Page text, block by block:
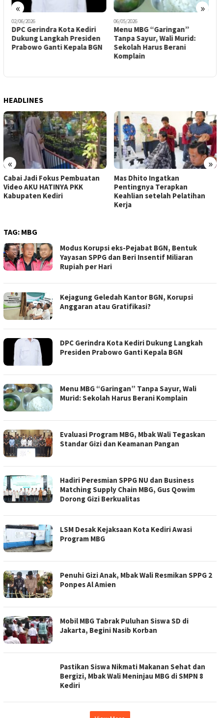
« »
02/06/2026
DPC Gerindra Kota Kediri
Dukung Langkah Presiden
Prabowo Ganti Kepala BGN
06/05/2026
Menu MBG “Garingan”
Tanpa Sayur, Wali Murid:
Sekolah Harus Berani
Komplain
HEADLINES
« »
Cabai Jadi Fokus Pembuatan
Video AKU HATINYA PKK
Kabupaten Kediri
Mas Dhito Ingatkan
Pentingnya Terapkan
Keahlian setelah Pelatihan
Kerja
TAG: MBG
Modus Korupsi eks-Pejabat BGN, Bentuk
Yayasan SPPG dan Beri Insentif Miliaran
Rupiah per Hari
Kejagung Geledah Kantor BGN, Korupsi
Anggaran atau Gratifikasi?
DPC Gerindra Kota Kediri Dukung Langkah
Presiden Prabowo Ganti Kepala BGN
Menu MBG “Garingan” Tanpa Sayur, Wali
Murid: Sekolah Harus Berani Komplain
Evaluasi Program MBG, Mbak Wali Tegaskan
Standar Gizi dan Keamanan Pangan
Hadiri Peresmian SPPG NU dan Business
Matching Supply Chain MBG, Gus Qowim
Dorong Gizi Berkualitas
LSM Desak Kejaksaan Kota Kediri Awasi
Program MBG
Penuhi Gizi Anak, Mbak Wali Resmikan SPPG 2
Ponpes Al Amien
Mobil MBG Tabrak Puluhan Siswa SD di
Jakarta, Begini Nasib Korban
Pastikan Siswa Nikmati Makanan Sehat dan
Bergizi, Mbak Wali Meninjau MBG di SMPN 8
Kediri